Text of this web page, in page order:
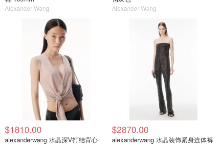
Alexander Wang Alexander Wang
$1810.00
alexanderwang 水晶深V打结背心
$2870.00
alexanderwang 水晶装饰紧身连体裤